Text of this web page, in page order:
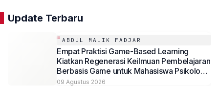
Update Terbaru
ABDUL MALIK FADJAR
Empat Praktisi Game-Based Learning
Kiatkan Regenerasi Keilmuan Pembelajaran
Berbasis Game untuk Mahasiswa Psikologi
Universitas Muhammadiyah Malang
09 Agustus 2026